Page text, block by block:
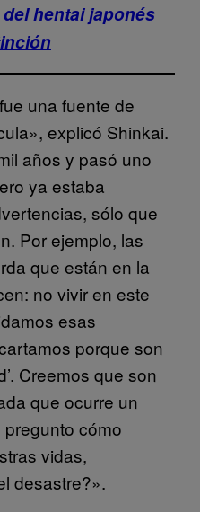
hentai japonés
una fuente de
explicó Shinkai.
años y pasó uno
ya estaba
sólo que
Por ejemplo, las
que están en la
no vivir en este
esas
porque son
Creemos que son
que ocurre un
cómo
vidas,
desastre?».